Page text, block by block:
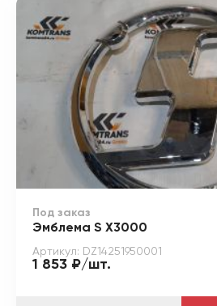
Под заказ
Эмблема S X3000
Артикул: DZ14251950001
1 853 ₽/шт.